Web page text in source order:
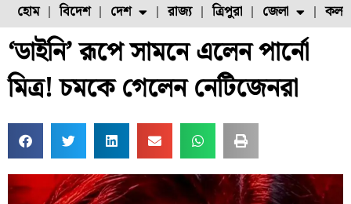
হোম বিদেশ দেশ
ফুল চাষ ফল চাষ মাছ চাষ
রাজ্য ত্রিপুরা জেলা
উত্তর ২৪ পরগনা
‘ডাইনি’ রূপে সামনে এলেন পার্নো
মিত্র! চমকে গেলেন নেটিজেনরা